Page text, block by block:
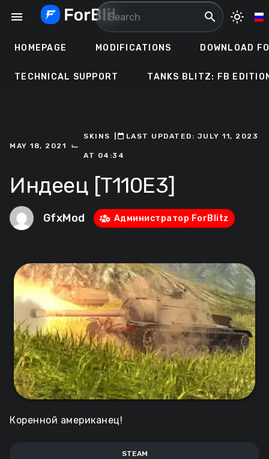
menu search light_mode
HOMEPAGE MODIFICATIONS DOWNLOAD
TECHNICAL SUPPORT TANKS BLITZ: FB
MAY 18, 2021 ⌙
SKINS ㅤLAST UPDATED: JULY 11, 2023
AT 04:34
Индеец [T110E3]
GfxMod Администратор ForBlitz
Коренной американец!
STEAM